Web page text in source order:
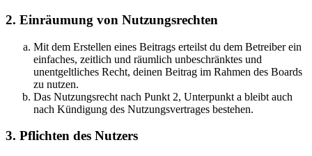
2. Einräumung von Nutzungsrechten
Mit dem Erstellen eines Beitrags erteilst du dem Betreiber ein
einfaches, zeitlich und räumlich unbeschränktes und
unentgeltliches Recht, deinen Beitrag im Rahmen des Boards
zu nutzen.
Das Nutzungsrecht nach Punkt 2, Unterpunkt a bleibt auch
nach Kündigung des Nutzungsvertrages bestehen.
3. Pflichten des Nutzers